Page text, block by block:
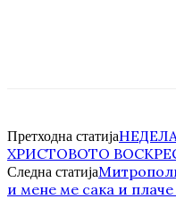
Претходна статија
ХРИСТОВОТО
Следна статија
и мене ме сака и плаче